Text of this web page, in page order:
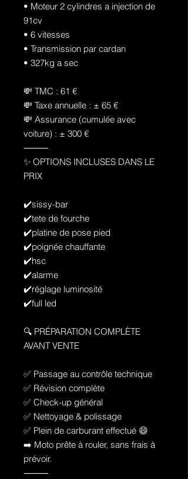
• Moteur 2 cylindres a injection de
91cv
• 6 vitesses
• Transmission par cardan
• 327kg a sec
💸 TMC : 61 €
💸 Taxe annuelle : ± 65 €
💸 Assurance (cumulée avec
voiture) : ± 300 €
⸻
✨ OPTIONS INCLUSES DANS LE
PRIX
✔️sissy-bar
✔️tete de fourche
✔️platine de pose pied
✔️poignée chauffante
✔️hsc
✔️alarme
✔️réglage luminosité
✔️full led
🔍 PRÉPARATION COMPLÈTE
AVANT VENTE
✅ Passage au contrôle technique
✅ Révision complète
✅ Check-up général
✅ Nettoyage & polissage
✅ Plein de carburant effectué 😄
➡️ Moto prête à rouler, sans frais à
prévoir.
⸻